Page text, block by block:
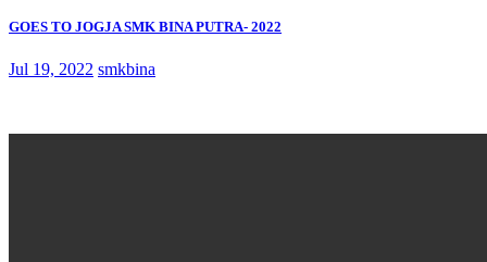
GOES TO JOGJA SMK BINA PUTRA- 2022
Jul 19, 2022 smkbina